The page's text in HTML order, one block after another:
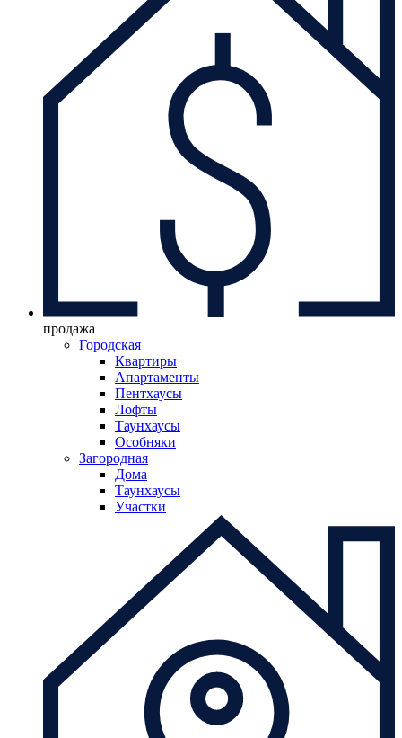
продажа
Городская
Квартиры
Апартаменты
Пентхаусы
Лофты
Таунхаусы
Особняки
Загородная
Дома
Таунхаусы
Участки